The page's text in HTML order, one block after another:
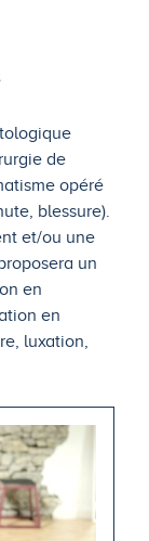
de
opéré
blessure).
et/ou une
un
en
en
luxation,